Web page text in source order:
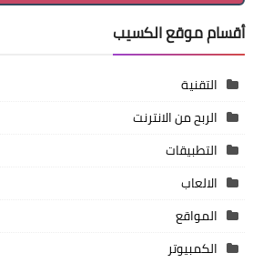
أقسام موقع الكسيب
التقنية
الربح من الانترنت
التطبيقات
الالعاب
المواقع
الكمبيوتر